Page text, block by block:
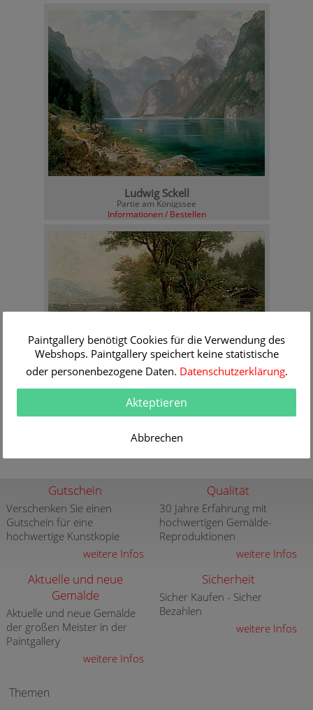
Ludwig Sckell
Partie am Königssee
Informationen / Bestellen
Ludwig Sckell
Sommertag am Starnberger See
Informationen / Bestellen
Gutschein
Verschenken Sie einen
Gutschein für eine
hochwertige Kunstkopie
weitere Infos
Qualität
30 Jahre Erfahrung mit
hochwertigen Gemälde-
Reproduktionen
weitere Infos
Aktuelle und neue
Gemälde
Aktuelle und neue Gemälde
der großen Meister in der
Paintgallery
weitere Infos
Sicherheit
Sicher Kaufen - Sicher
Bezahlen
weitere Infos
Themen
Paintgallery benötigt Cookies für die Verwendung des
Webshops. Paintgallery speichert keine statistische
oder personenbezogene Daten. Datenschutzerklärung.
Akteptieren
Abbrechen